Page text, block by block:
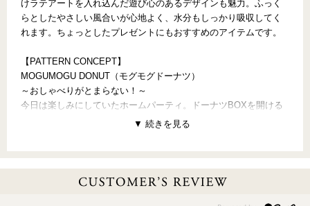
けラテアートを入れ込んだ遊び心のあるデザインも魅力。ふっく
らとしたやさしい風合いが心地よく、水分もしっかり吸収してく
れます。ちょっとしたプレゼントにもおすすめのアイテムです。
【PATTERN CONCEPT】
MOGUMOGU DONUT（モグモグドーナツ）
～おしゃべりがとまらない！～
今日は楽しみにしていたホームパーティ。ドーナツBOXを開ける
と、かわいい～！という歓声とみんなのはじける笑顔。どれにし